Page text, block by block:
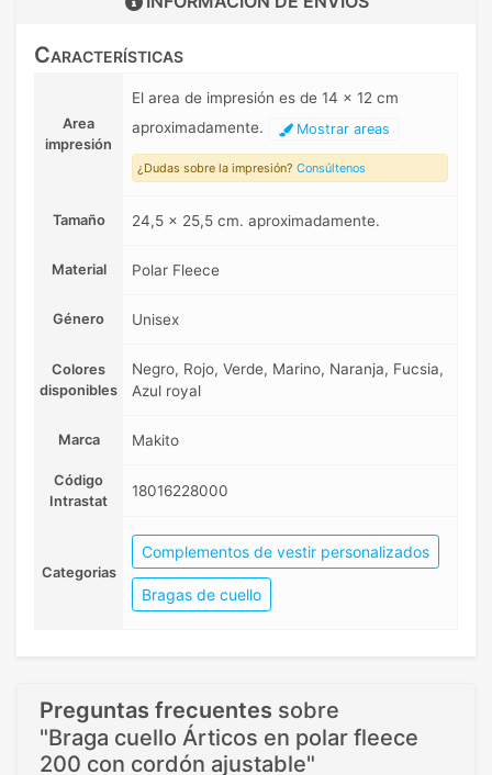
Características
Area
impresión
El area de impresión es de 14 x 12 cm
aproximadamente.
Mostrar areas
¿Dudas sobre la impresión? Consúltenos
Tamaño 24,5 x 25,5 cm. aproximadamente.
Material Polar Fleece
Género Unisex
Colores
disponibles
Negro, Rojo, Verde, Marino, Naranja, Fucsia,
Azul royal
Marca Makito
Código
Intrastat
18016228000
Categorias
Complementos de vestir personalizados
Bragas de cuello
Preguntas frecuentes sobre
"Braga cuello Árticos en polar fleece
200 con cordón ajustable"